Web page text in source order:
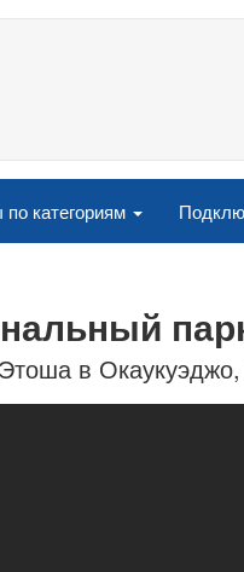
категориям
в